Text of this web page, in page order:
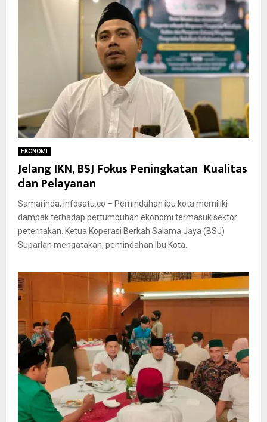
EKONOMI
Jelang IKN, BSJ Fokus Peningkatan Kualitas
dan Pelayanan
Samarinda, infosatu.co – Pemindahan ibu kota memiliki
dampak terhadap pertumbuhan ekonomi termasuk sektor
peternakan. Ketua Koperasi Berkah Salama Jaya (BSJ)
Suparlan mengatakan, pemindahan Ibu Kota...